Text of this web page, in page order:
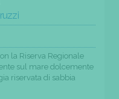
la Riserva Regionale
sul mare dolcemente
riservata di sabbia